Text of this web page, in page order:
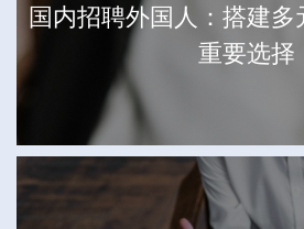
国内招聘外国人：搭建多
重要选择